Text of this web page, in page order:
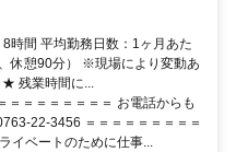
時間 平均勤務日数：1ヶ月あた
休憩90分） ※現場により変動あ
残業時間に...
＝＝＝＝＝＝＝＝ お電話からも
22-3456 ＝＝＝＝＝＝＝＝＝
イベートのために仕事...